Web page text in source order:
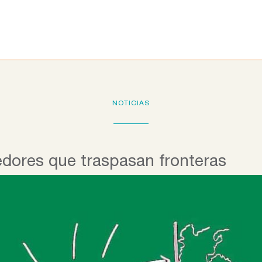
NOTICIAS
que traspasan fronteras